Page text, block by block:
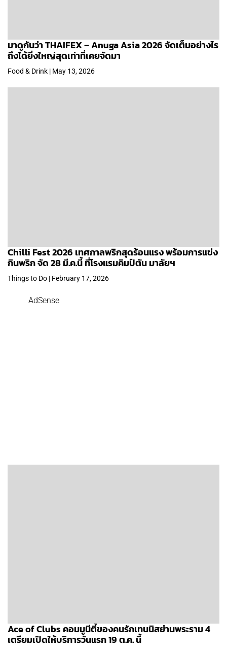
มาดูกันว่า THAIFEX – Anuga Asia 2026 จัดเต็มอย่างไร
ถึงได้ยิ่งใหญ่สุดเท่าที่เคยจัดมา
Food & Drink | May 13, 2026
Chilli Fest 2026 เทศกาลพริกสุดร้อนแรง พร้อมการแข่ง
กินพริก จัด 28 มี.ค.นี้ ที่โรงแรมคิมป์ตัน มาลัยฯ
Things to Do | February 17, 2026
AdSense
Ace of Clubs คอมมูนีตี้ของคนรักเทนนิสย่านพระราม 4
เตรียมเปิดให้บริการวันแรก 19 ต.ค. นี้